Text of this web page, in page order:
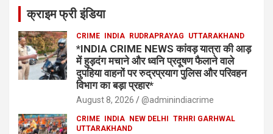
क्राइम फ्री इंडिया
CRIME INDIA RUDRAPRAYAG UTTARAKHAND
*INDIA CRIME NEWS कांवड़ यात्रा की आड़
में हुड़दंग मचाने और ध्वनि प्रदूषण फैलाने वाले
दुपहिया वाहनों पर रुद्रप्रयाग पुलिस और परिवहन
विभाग का बड़ा प्रहार*
August 8, 2026 @adminindiacrime
CRIME INDIA NEW DELHI TRHRI GARHWAL
UTTARAKHAND